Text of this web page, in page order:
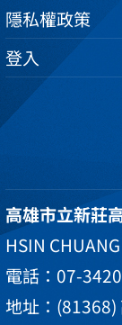
隱私權政策
登入
高雄市立新莊
HSIN
電話：07-
地址：(81368)